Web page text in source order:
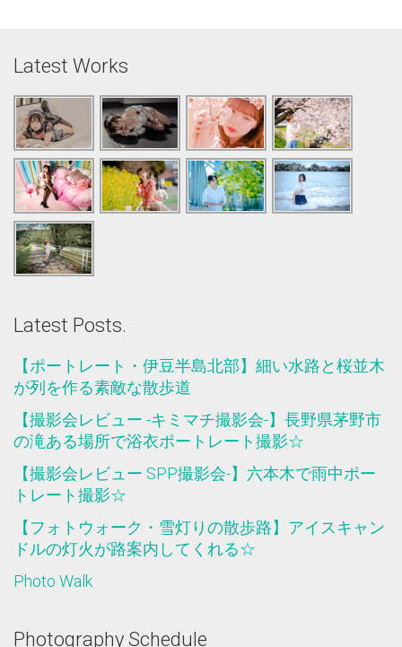
基本的にGoogle driveにて
差し上げておりますが
その他データの受け渡し希望の場合は
ご相談下さい。
その他撮影に関してのお問い合わせは
下記までご連絡下さい。
Twitter
Latest Works
Latest Posts.
【ポートレート・伊豆半島北部】細い水路と桜並木
が列を作る素敵な散歩道
【撮影会レビュー -キミマチ撮影会-】長野県茅野市
の滝ある場所で浴衣ポートレート撮影☆
【撮影会レビュー SPP撮影会-】六本木で雨中ポー
トレート撮影☆
【フォトウォーク・雪灯りの散歩路】アイスキャン
ドルの灯火が路案内してくれる☆
Photo Walk
Photography Schedule